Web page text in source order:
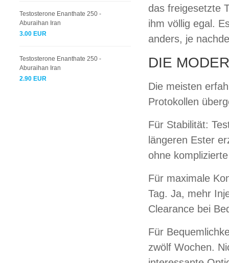
das freigesetzte
ihm völlig egal.
anders, je
DIE
Die meisten
Protokollen
Für Stabilität:
längeren Ester
ohne
Für maximale
Tag. Ja, mehr
Clearance bei
Für
zwölf Wochen.
Testosterone Enanthate 250 -
Aburaihan Iran
3.00 EUR
Testosterone Enanthate 250 -
Aburaihan Iran
2.90 EUR